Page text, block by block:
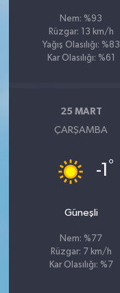
Nem: %93
Rüzgar: 13 km/h
Yağış Olasılığı: %83
Kar Olasılığı: %61
25 MART
ÇARŞAMBA
-1 °
Güneşli
Nem: %77
Rüzgar: 7 km/h
Kar Olasılığı: %7